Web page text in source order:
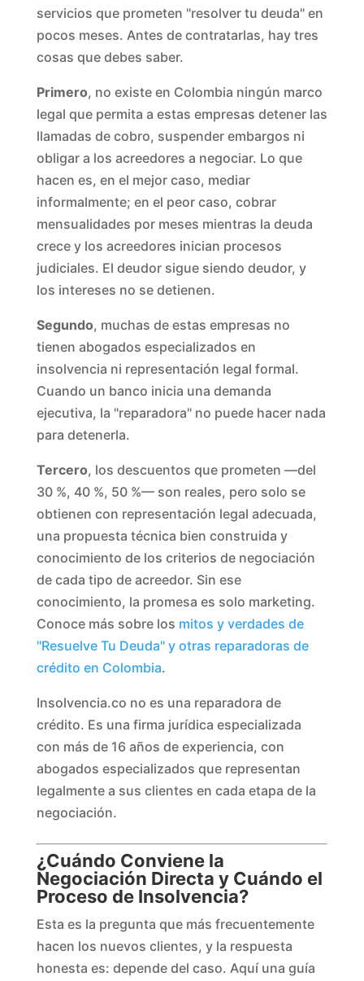
servicios que prometen "resolver tu deuda" en
pocos meses. Antes de contratarlas, hay tres
cosas que debes saber.
Primero, no existe en Colombia ningún marco
legal que permita a estas empresas detener las
llamadas de cobro, suspender embargos ni
obligar a los acreedores a negociar. Lo que
hacen es, en el mejor caso, mediar
informalmente; en el peor caso, cobrar
mensualidades por meses mientras la deuda
crece y los acreedores inician procesos
judiciales. El deudor sigue siendo deudor, y
los intereses no se detienen.
Segundo, muchas de estas empresas no
tienen abogados especializados en
insolvencia ni representación legal formal.
Cuando un banco inicia una demanda
ejecutiva, la "reparadora" no puede hacer nada
para detenerla.
Tercero, los descuentos que prometen —del
30 %, 40 %, 50 %— son reales, pero solo se
obtienen con representación legal adecuada,
una propuesta técnica bien construida y
conocimiento de los criterios de negociación
de cada tipo de acreedor. Sin ese
conocimiento, la promesa es solo marketing.
Conoce más sobre los mitos y verdades de
"Resuelve Tu Deuda" y otras reparadoras de
crédito en Colombia.
Insolvencia.co no es una reparadora de
crédito. Es una firma jurídica especializada
con más de 16 años de experiencia, con
abogados especializados que representan
legalmente a sus clientes en cada etapa de la
negociación.
¿Cuándo Conviene la
Negociación Directa y Cuándo el
Proceso de Insolvencia?
Esta es la pregunta que más frecuentemente
hacen los nuevos clientes, y la respuesta
honesta es: depende del caso. Aquí una guía